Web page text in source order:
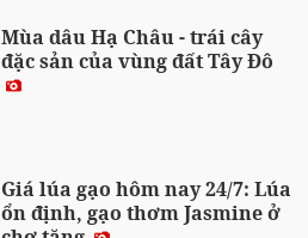
Mùa dâu Hạ Châu - trái cây
đặc sản của vùng đất Tây Đô
Giá lúa gạo hôm nay 24/7: Lúa
ổn định, gạo thơm Jasmine ở